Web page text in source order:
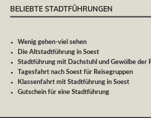
BELIEBTE STADTFÜHRUNGEN
Wenig gehen-viel sehen
Die Altstadtführung in Soest
Stadtführung mit Dachstuhl und Gewölbe der
Tagesfahrt nach Soest für Reisegruppen
Klassenfahrt mit Stadtführung in Soest
Gutschein für eine Stadtführung